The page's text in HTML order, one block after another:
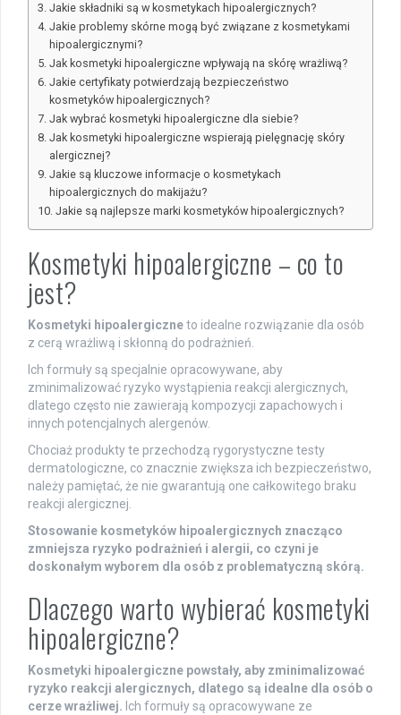
Jakie składniki są w kosmetykach hipoalergicznych?
Jakie problemy skórne mogą być związane z kosmetykami
hipoalergicznymi?
Jak kosmetyki hipoalergiczne wpływają na skórę wrażliwą?
Jakie certyfikaty potwierdzają bezpieczeństwo
kosmetyków hipoalergicznych?
Jak wybrać kosmetyki hipoalergiczne dla siebie?
Jak kosmetyki hipoalergiczne wspierają pielęgnację skóry
alergicznej?
Jakie są kluczowe informacje o kosmetykach
hipoalergicznych do makijażu?
Jakie są najlepsze marki kosmetyków hipoalergicznych?
Kosmetyki hipoalergiczne – co to
jest?
Kosmetyki hipoalergiczneto idealne rozwiązanie dla osób
z cerą wrażliwą i skłonną do podrażnień.
Ich formuły są specjalnie opracowywane, aby
zminimalizować ryzyko wystąpienia reakcji alergicznych,
dlatego często nie zawierają kompozycji zapachowych i
innych potencjalnych alergenów.
Chociaż produkty te przechodzą rygorystyczne testy
dermatologiczne, co znacznie zwiększa ich bezpieczeństwo,
należy pamiętać, że nie gwarantują one całkowitego braku
reakcji alergicznej.
Stosowanie kosmetyków hipoalergicznych znacząco
zmniejsza ryzyko podrażnień i alergii, co czyni je
doskonałym wyborem dla osób z problematyczną skórą.
Dlaczego warto wybierać kosmetyki
hipoalergiczne?
Kosmetyki hipoalergiczne powstały, aby zminimalizować
ryzyko reakcji alergicznych, dlatego są idealne dla osób o
cerze wrażliwej. Ich formuły są opracowywane ze